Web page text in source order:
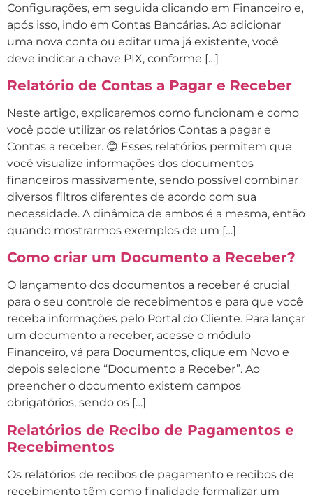
Configurações, em seguida clicando em Financeiro e,
após isso, indo em Contas Bancárias. Ao adicionar
uma nova conta ou editar uma já existente, você
deve indicar a chave PIX, conforme […]
Relatório de Contas a Pagar e Receber
Neste artigo, explicaremos como funcionam e como
você pode utilizar os relatórios Contas a pagar e
Contas a receber. 😊 Esses relatórios permitem que
você visualize informações dos documentos
financeiros massivamente, sendo possível combinar
diversos filtros diferentes de acordo com sua
necessidade. A dinâmica de ambos é a mesma, então
quando mostrarmos exemplos de um […]
Como criar um Documento a Receber?
O lançamento dos documentos a receber é crucial
para o seu controle de recebimentos e para que você
receba informações pelo Portal do Cliente. Para lançar
um documento a receber, acesse o módulo
Financeiro, vá para Documentos, clique em Novo e
depois selecione “Documento a Receber”. Ao
preencher o documento existem campos
obrigatórios, sendo os […]
Relatórios de Recibo de Pagamentos e
Recebimentos
Os relatórios de recibos de pagamento e recibos de
recebimento têm como finalidade formalizar um